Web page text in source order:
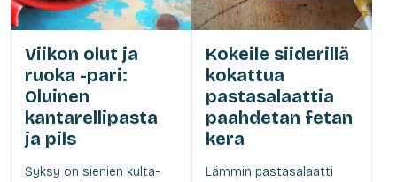
Viikon olut ja
ruoka -pari:
Oluinen
kantarellipasta
ja pils
Syksy on sienien kulta-
Kokeile siiderillä
kokattua
pastasalaattia
paahdetan fetan
kera
Lämmin pastasalaatti